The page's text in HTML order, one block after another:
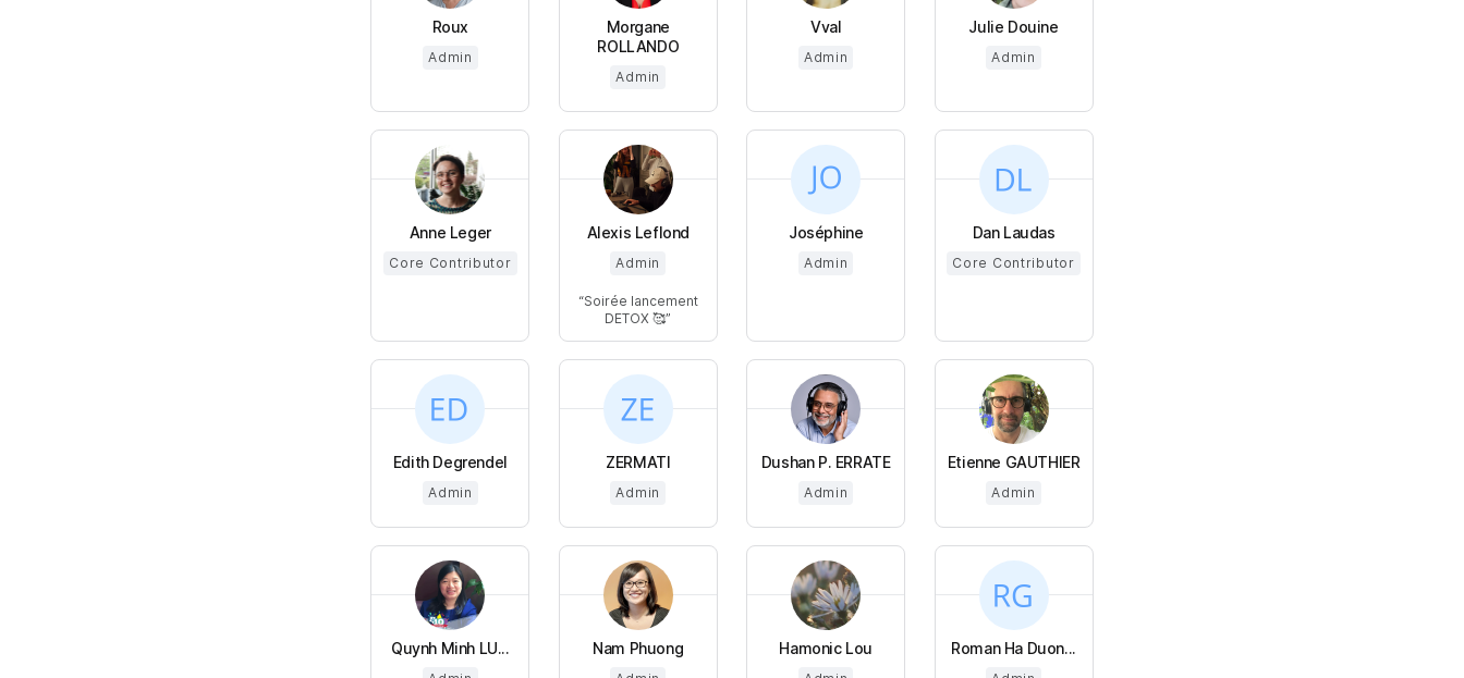
Roux
Admin
Morgane
ROLLANDO
Admin
Vval
Admin
Julie Douine
Admin
Anne Leger
Core Contributor
Alexis Leflond
Admin
Soirée lancement
DETOX 🥰
Joséphine
Admin
Dan Laudas
Core Contributor
Edith Degrendel
Admin
ZERMATI
Admin
Dushan P. ERRATE
Admin
Etienne GAUTHIER
Admin
Quynh Minh LU... Nam Phuong Hamonic Lou Roman Ha Duon...